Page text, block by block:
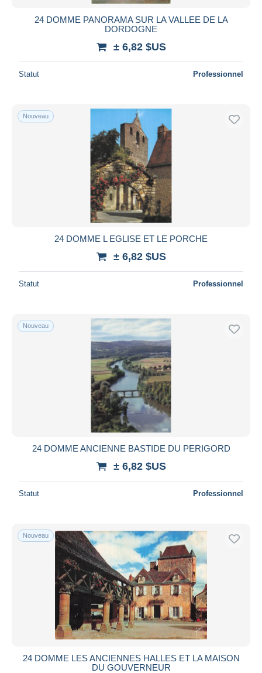
24 DOMME PANORAMA SUR LA VALLEE DE LA
DORDOGNE
± 6,82 $US
Statut Professionnel
Nouveau
24 DOMME L EGLISE ET LE PORCHE
± 6,82 $US
Statut Professionnel
Nouveau
24 DOMME ANCIENNE BASTIDE DU PERIGORD
± 6,82 $US
Statut Professionnel
Nouveau
24 DOMME LES ANCIENNES HALLES ET LA MAISON
DU GOUVERNEUR